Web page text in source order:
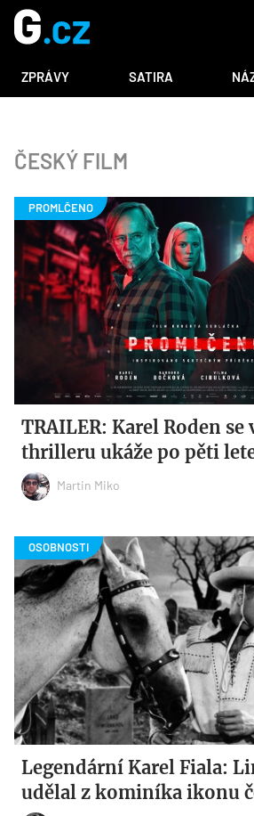
ZPRÁVY SATIRA
ČESKÝ FILM
TRAILER: Karel Roden se
thrilleru ukáže po pěti
Martin Miko
Legendární Karel Fiala:
udělal z kominíka ikonu